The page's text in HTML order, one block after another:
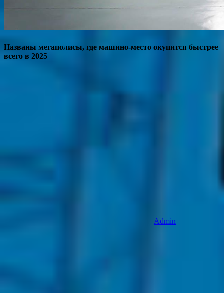
Названы мегаполисы, где машино-место окупится быстрее
всего в 2025
Admin